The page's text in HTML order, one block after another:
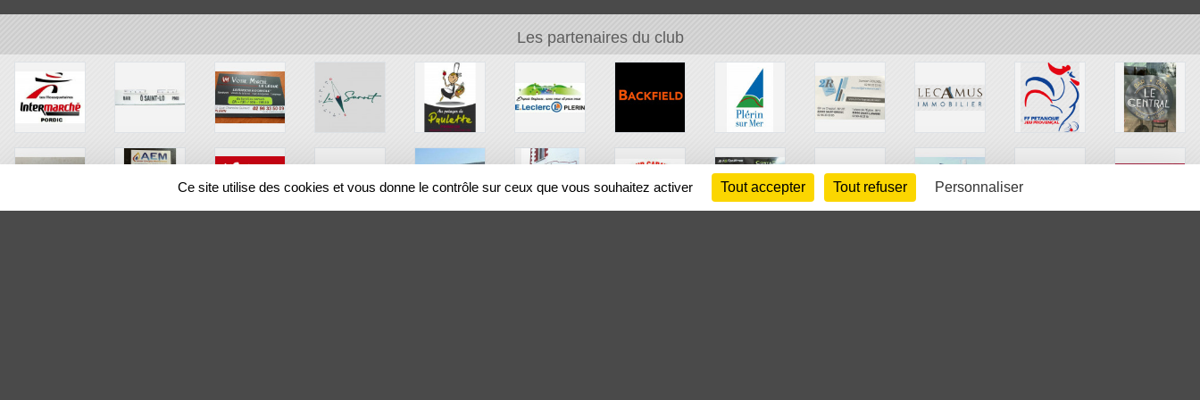
Les partenaires du club
Ce site utilise des cookies et vous donne le contrôle sur ceux que vous souhaitez activer Tout accepter Tout refuser Personnaliser